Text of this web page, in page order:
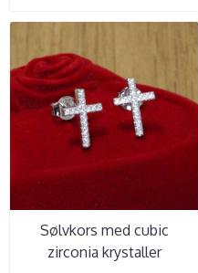
Sølvkors med cubic
zirconia krystaller